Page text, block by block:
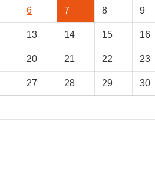
6 7 8 9
13 14 15 16
20 21 22 23
27 28 29 30